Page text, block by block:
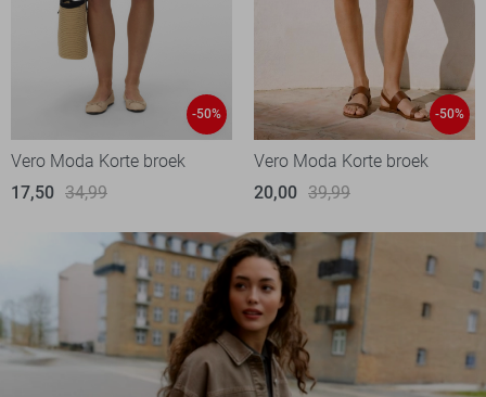
-50%
Vero Moda Korte broek
17,50 34,99
-50%
Vero Moda Korte broek
20,00 39,99